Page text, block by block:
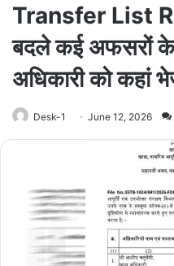
Transfer List
बदले कई अफसरों के
अधिकारी को कहां
Desk-1 June 12, 2026